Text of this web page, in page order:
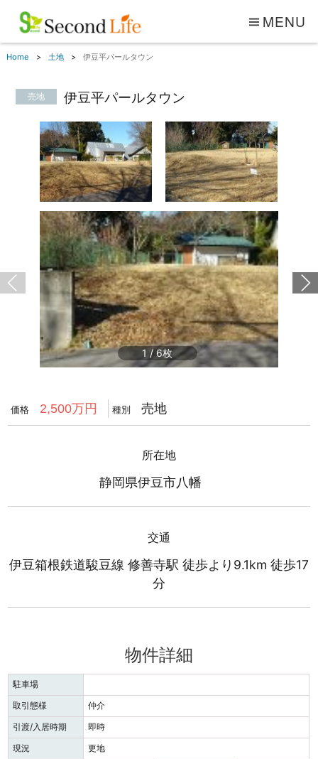
MENU
Home 土地 伊豆平パールタウン
売地 伊豆平パールタウン
1 / 6
価格 2,500万円 種別 売地
所在地
静岡県伊豆市八幡
交通
伊豆箱根鉄道駿豆線 修善寺駅 徒歩より9.1km 徒歩17
分
物件詳細
駐車場
取引態様
仲介
引渡/入居時期
即時
現況
更地